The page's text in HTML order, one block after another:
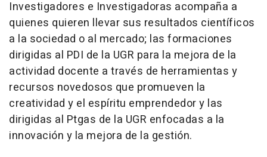
Investigadores e Investigadoras acompaña a
quienes quieren llevar sus resultados científicos
a la sociedad o al mercado; las formaciones
dirigidas al PDI de la UGR para la mejora de la
actividad docente a través de herramientas y
recursos novedosos que promueven la
creatividad y el espíritu emprendedor y las
dirigidas al Ptgas de la UGR enfocadas a la
innovación y la mejora de la gestión.